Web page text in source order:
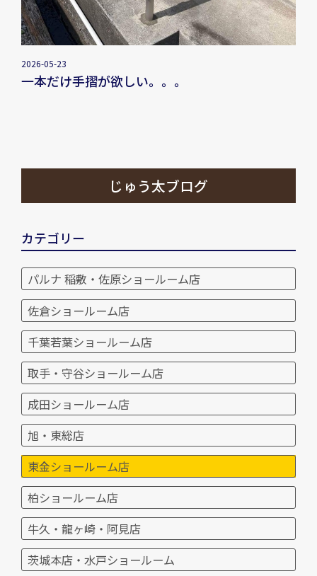
2026-05-23
一本だけ手摺が欲しい。。。
じゅう太ブログ
カテゴリー
パルナ 稲敷・佐原ショールーム店
佐倉ショールーム店
千葉若葉ショールーム店
取手・守谷ショールーム店
成田ショールーム店
旭・東総店
東金ショールーム店
柏ショールーム店
牛久・龍ヶ崎・阿見店
茨城本店・水戸ショールーム